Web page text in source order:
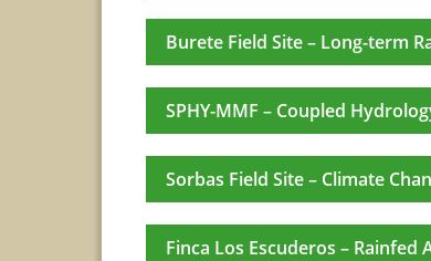
Burete Field Site – Long-term
SPHY-MMF – Coupled
Sorbas Field Site – Climate
Finca Los Escuderos – Rainfed